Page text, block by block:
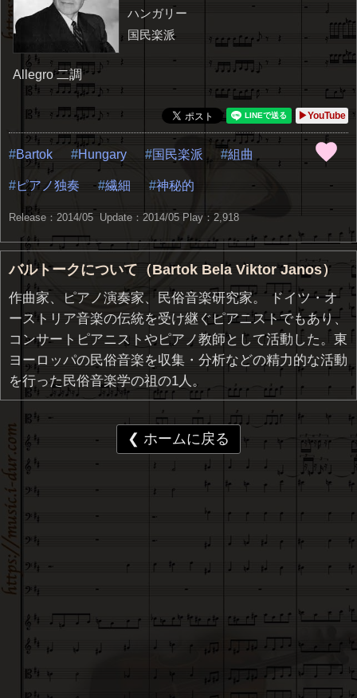
ハンガリー
国民楽派
Allegro 二調
▶YouTube
Bartok Hungary 国民楽派 組曲
ピアノ独奏 繊細 神秘的
Release：2014/05 Update：2014/05 Play：2,918
バルトークについて（Bartok Bela Viktor Janos）
作曲家、ピアノ演奏家、民俗音楽研究家。 ドイツ・オ
ーストリア音楽の伝統を受け継ぐピアニストでもあり、
コンサートピアニストやピアノ教師として活動した。東
ヨーロッパの民俗音楽を収集・分析などの精力的な活動
を行った民俗音楽学の祖の1人。
❮ ホームに戻る